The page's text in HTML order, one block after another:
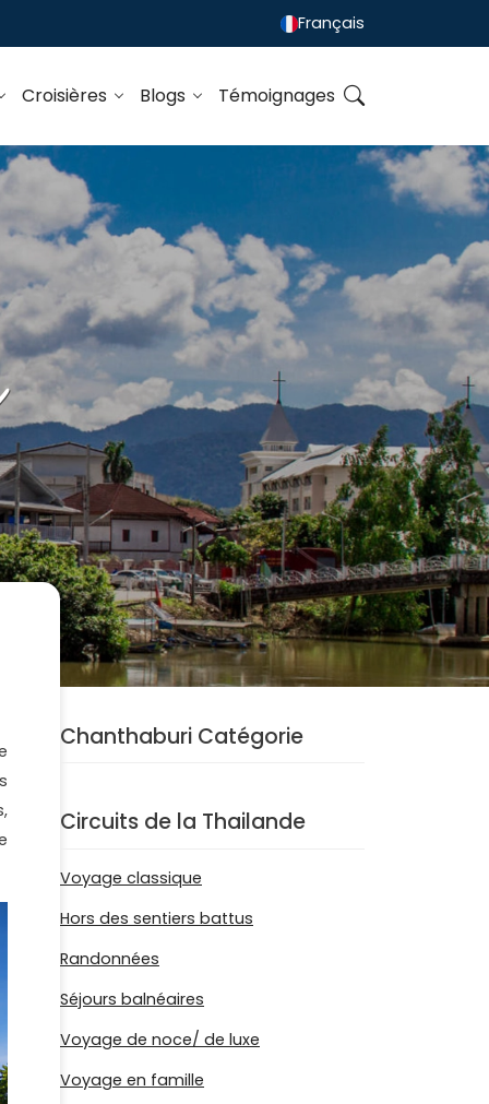
Français
Croisières Blogs Témoignages
Chanthaburi Catégorie
Circuits de la Thailande
Voyage classique
Hors des sentiers battus
Randonnées
Séjours balnéaires
Voyage de noce/ de luxe
Voyage en famille